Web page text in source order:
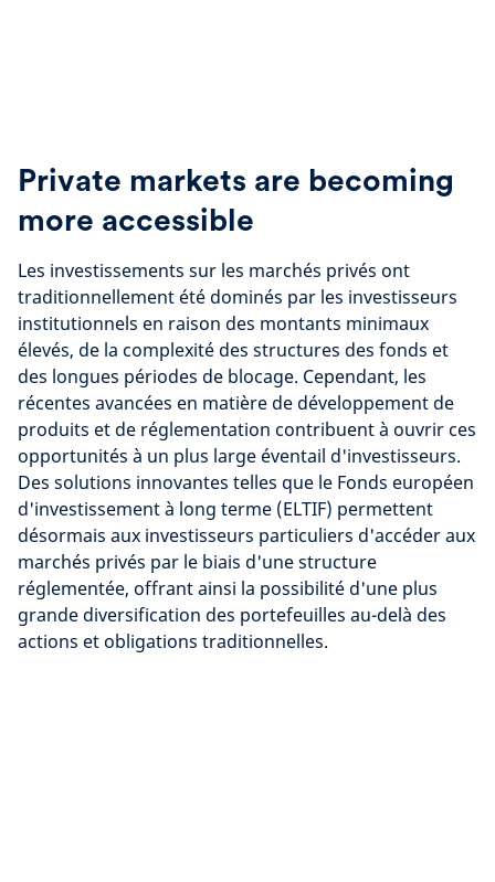
Private markets are becoming
more accessible
Les investissements sur les marchés privés ont
traditionnellement été dominés par les investisseurs
institutionnels en raison des montants minimaux
élevés, de la complexité des structures des fonds et
des longues périodes de blocage. Cependant, les
récentes avancées en matière de développement de
produits et de réglementation contribuent à ouvrir ces
opportunités à un plus large éventail d'investisseurs.
Des solutions innovantes telles que le Fonds européen
d'investissement à long terme (ELTIF) permettent
désormais aux investisseurs particuliers d'accéder aux
marchés privés par le biais d'une structure
réglementée, offrant ainsi la possibilité d'une plus
grande diversification des portefeuilles au-delà des
actions et obligations traditionnelles.